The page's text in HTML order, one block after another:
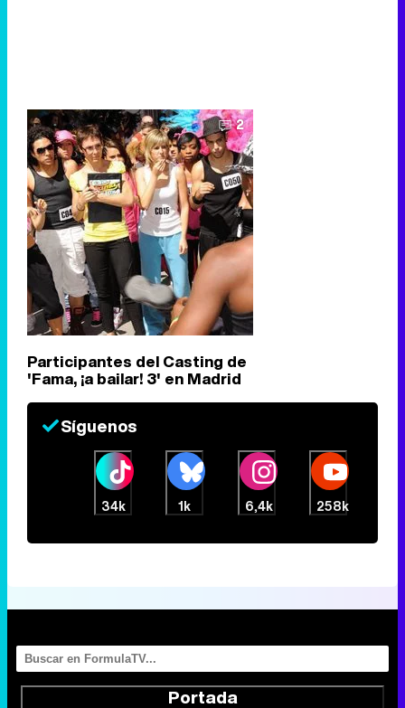
2
Participantes del Casting de
'Fama, ¡a bailar! 3' en Madrid
Síguenos
34k 1k 6,4k 258k
Portada